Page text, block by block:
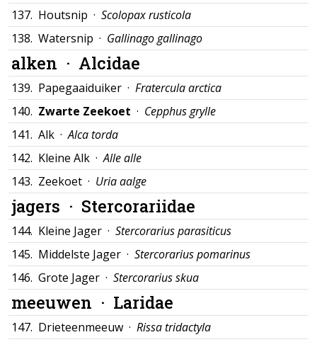
137. Houtsnip · Scolopax rusticola
138. Watersnip · Gallinago gallinago
alken · Alcidae
139. Papegaaiduiker · Fratercula arctica
140. Zwarte Zeekoet · Cepphus grylle
141. Alk ·Alca torda
142. Kleine Alk ·Alle alle
143. Zeekoet · Uria aalge
jagers · Stercorariidae
144. Kleine Jager · Stercorarius parasiticus
145. Middelste Jager · Stercorarius pomarinus
146. Grote Jager · Stercorarius skua
meeuwen · Laridae
147. Drieteenmeeuw · Rissa tridactyla